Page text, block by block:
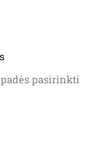
pasirinkti